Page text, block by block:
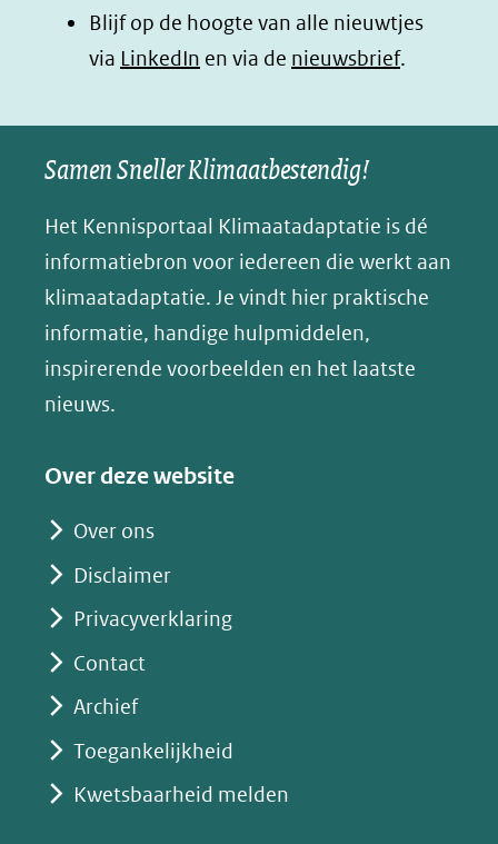
nieuw
venster)
naar
een
website)
nieuw
venster)
naar
een
website)
nieuw
venster)
naar
een
website)
B
l
e
s
y
(opent
in
nieuw
venster)
Blijf op de hoogte van alle nieuwtjes
via LinkedIn (opent
nieuw
venster)
naar
een
andere
website)
en via de nieuwsbrief.
Samen Sneller Klimaatbestendig!
Het Kennisportaal Klimaatadaptatie is dé
informatiebron voor iedereen die werkt aan
klimaatadaptatie. Je vindt hier praktische
informatie, handige hulpmiddelen,
inspirerende voorbeelden en het laatste
nieuws.
Over deze website
Over ons
Disclaimer
Privacyverklaring
Contact
Archief
Toegankelijkheid
Kwetsbaarheid melden